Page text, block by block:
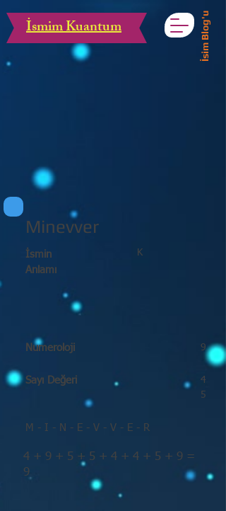
İsmim Kuantum İsim Blog'u
Minevver
K
İsmin
Anlamı
Numeroloji
Sayı Değeri
9
4
5
M - I - N - E - V - V - E - R
4 + 9 + 5 + 5 + 4 + 4 + 5 + 9 =
9